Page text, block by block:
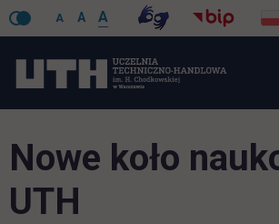
A A A
Nowe koło
UTH